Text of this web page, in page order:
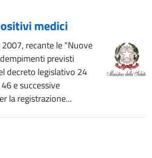
medici
recante le "Nuove
previsti
decreto legislativo 24
e successive
la registrazione...